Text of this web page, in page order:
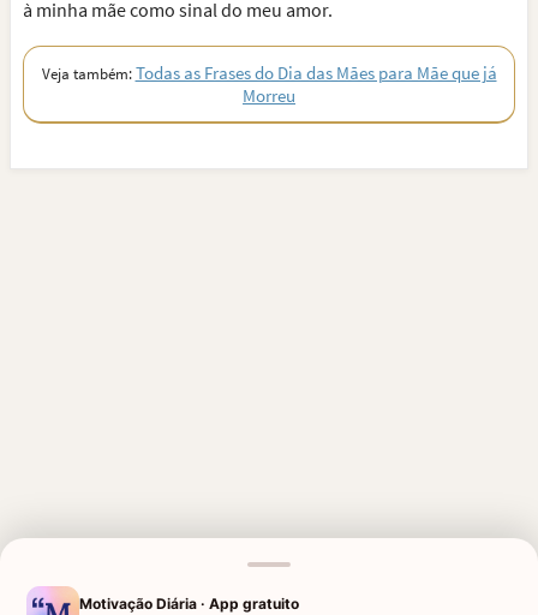
à minha mãe como sinal do meu amor.
Veja também:Todas as Frases do Dia das Mães para Mãe que já
Morreu
MENSAGENS RELACIONADAS
Motivação Diária · App gratuito